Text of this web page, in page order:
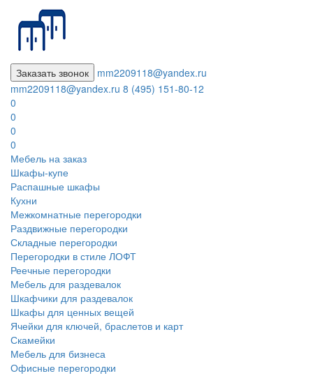
Заказать звонок
mm2209118@yandex.ru
mm2209118@yandex.ru 8 (495) 151-80-12
0
0
0
0
Мебель на заказ
Шкафы-купе
Распашные шкафы
Кухни
Межкомнатные перегородки
Раздвижные перегородки
Складные перегородки
Перегородки в стиле ЛОФТ
Реечные перегородки
Мебель для раздевалок
Шкафчики для раздевалок
Шкафы для ценных вещей
Ячейки для ключей, браслетов и карт
Скамейки
Мебель для бизнеса
Офисные перегородки